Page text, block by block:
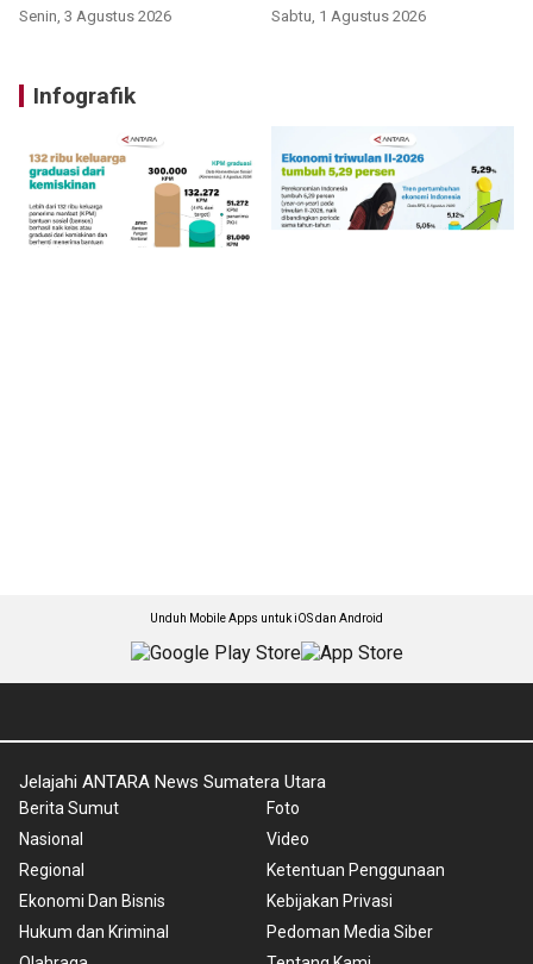
Senin, 3 Agustus 2026 Sabtu, 1 Agustus 2026
Infografik
Unduh Mobile Apps untuk iOS dan Android
Jelajahi ANTARA News Sumatera Utara
Berita Sumut
Nasional
Regional
Ekonomi Dan Bisnis
Hukum dan Kriminal
Foto
Video
Ketentuan Penggunaan
Kebijakan Privasi
Pedoman Media Siber